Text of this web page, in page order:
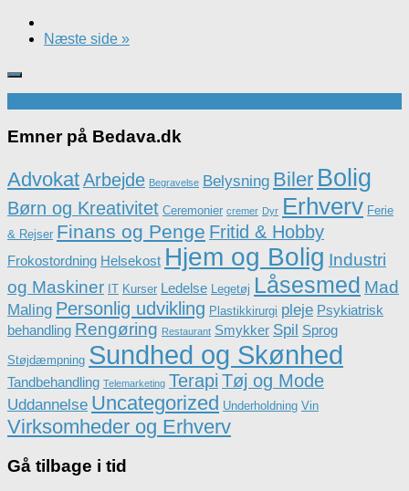
Næste side »
Emner på Bedava.dk
AdvokatArbejde Begravelse Belysning Biler Bolig
Børn og Kreativitet Ceremonier cremer Dyr Erhverv Ferie
& Rejser Finans og Penge Fritid & Hobby
Frokostordning Helsekost Hjem og Bolig Industri
og Maskiner IT Kurser Ledelse Legetøj Låsesmed Mad
Maling Personlig udvikling Plastikkirurgi pleje Psykiatrisk
behandling Rengøring Restaurant Smykker Spil Sprog
Støjdæmpning Sundhed og Skønhed
Tandbehandling Telemarketing Terapi Tøj og Mode
Uddannelse Uncategorized Underholdning Vin
Virksomheder og Erhverv
Gå tilbage i tid